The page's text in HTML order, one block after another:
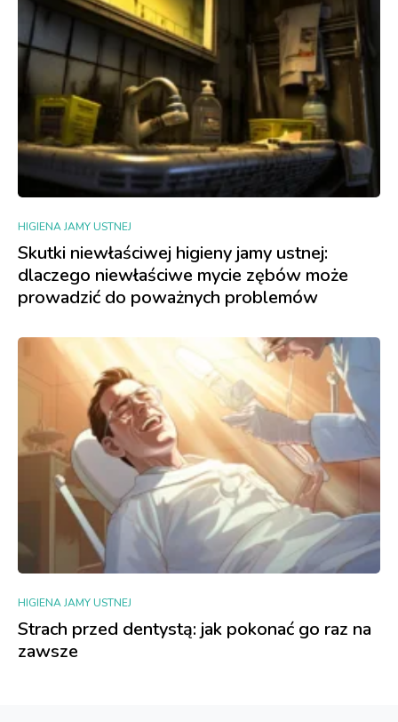
HIGIENA JAMY USTNEJ
Skutki niewłaściwej higieny jamy ustnej:
dlaczego niewłaściwe mycie zębów może
prowadzić do poważnych problemów
HIGIENA JAMY USTNEJ
Strach przed dentystą: jak pokonać go raz na
zawsze